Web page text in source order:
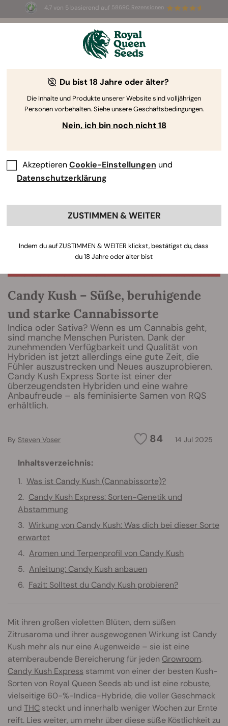
4.7 von 5 basierend auf 58690 Rezensionen
☀️ Sommer-Sale: Bis zu 50 % Rabatt
auf ausgewählte Produkte! ⏤
The RQS Blog
Candy Kush – Süße, beruhigende
und starke Cannabissorte
Indica oder Sativa? Wenn es um Cannabis geht,
sind manche Menschen Puristen. Dank der
zunehmenden Verfügbarkeit und Qualität von
Hybriden ist jetzt allerdings eine gute Zeit, die
Fühler auszustrecken und Neues auszuprobieren.
Candy Kush Express Sorte ist einer der
überzeugendsten Hybriden und eine wahre
Anbaufreude – als feminisierte Samen von RQS
erhältlich.
84 14 Jul 2025
By Steven Voser
Inhaltsverzeichnis:
Was ist Candy Kush (Cannabissorte)?
Candy Kush Express: Sorten-Genetik und
Abstammung
Wirkung von Candy Kush: Was dich bei dieser Sorte
erwartet
Aromen und Terpenprofil von Candy Kush
Anleitung: Candy Kush anbauen
Fazit: Solltest du Candy Kush probieren?
Mit ihren großen violetten Blüten, dem süßen
Zitrusaroma und ihrer ausgewogenen Wirkung ist Candy
Kush mehr als nur eine Augenweide – sie ist eine
atemberaubende Bereicherung für jeden Growroom.
Candy Kush Express stammt von einer der besten Kush-
Sorten von Royal Queen Seeds ab und ist eine robuste,
vielseitige 60-%-Indica-Hybride, die voller Geschmack
und THC steckt und innerhalb weniger Wochen zur Ernte
reift. Lies weiter, um mehr über diese süße Köstlichkeit zu
Du bist 18 Jahre oder älter?
Die Inhalte und Produkte unserer Website sind volljährigen
Personen vorbehalten. Siehe unsere Geschäftsbedingungen.
Nein, ich bin noch nicht 18
AkzeptierenCookie-Einstellungen und
Datenschutzerklärung
ZUSTIMMEN & WEITER
Indem du auf ZUSTIMMEN & WEITER klickst, bestätigst du, dass
du 18 Jahre oder älter bist